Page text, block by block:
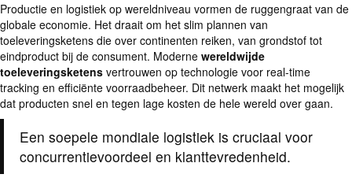
Productie en logistiek op wereldniveau vormen de ruggengraat van de
globale economie. Het draait om het slim plannen van
toeleveringsketens die over continenten reiken, van grondstof tot
eindproduct bij de consument. Moderne wereldwijde
toeleveringsketens vertrouwen op technologie voor real-time
tracking en efficiënte voorraadbeheer. Dit netwerk maakt het mogelijk
dat producten snel en tegen lage kosten de hele wereld over gaan.
Een soepele mondiale logistiek is cruciaal voor
concurrentievoordeel en klanttevredenheid.